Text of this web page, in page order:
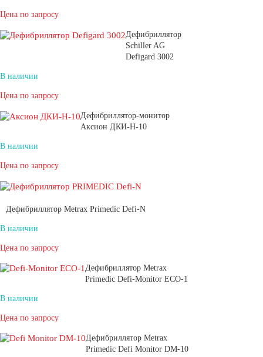
Цена по запросу
Дефибриллятор
Schiller AG
Defigard 3002
В наличии
Цена по запросу
Дефибриллятор-монитор
Аксион ДКИ-Н-10
В наличии
Цена по запросу
Дефибриллятор Metrax Primedic Defi-N
В наличии
Цена по запросу
Дефибриллятор Metrax
Primedic Defi-Monitor ECO-1
В наличии
Цена по запросу
Дефибриллятор Metrax
Primedic Defi Monitor DM-10